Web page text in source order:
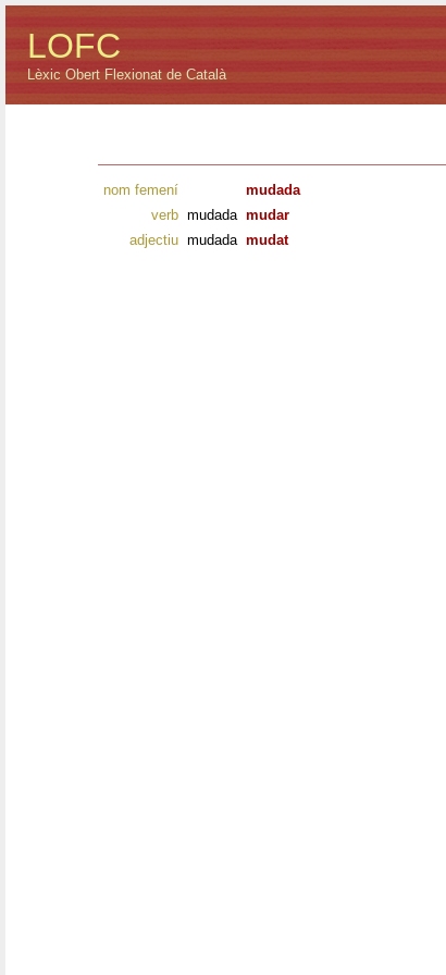
LOFC
Lèxic Obert Flexionat de Català
nom femení
mudada
verb mudada mudar
adjectiu mudada mudat